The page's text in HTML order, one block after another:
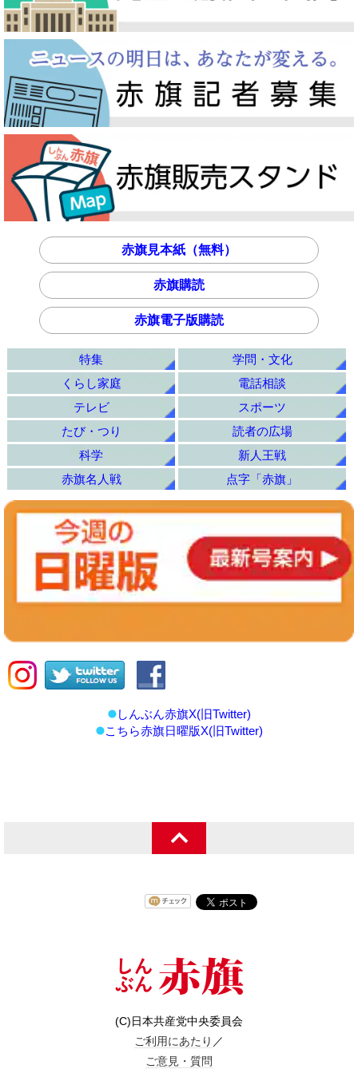
赤旗見本紙（無料）
赤旗購読
赤旗電子版購読
特集
学問・文化
くらし家庭
電話相談
テレビ
スポーツ
たび・つり
読者の広場
科学
新人王戦
赤旗名人戦
点字「赤旗」
しんぶん赤旗X(旧Twitter)
こちら赤旗日曜版X(旧Twitter)
(C)日本共産党中央委員会
ご利用にあたり ／
ご意見・質問